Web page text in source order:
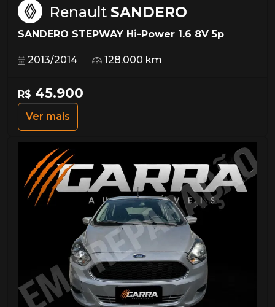
Renault SANDERO
SANDERO STEPWAY Hi-Power 1.6 8V 5p
2013/2014 128.000 km
R$ 45.900
Ver mais